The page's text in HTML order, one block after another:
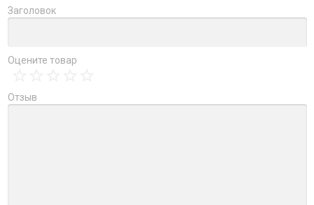
Заголовок
Оцените товар
Отзыв